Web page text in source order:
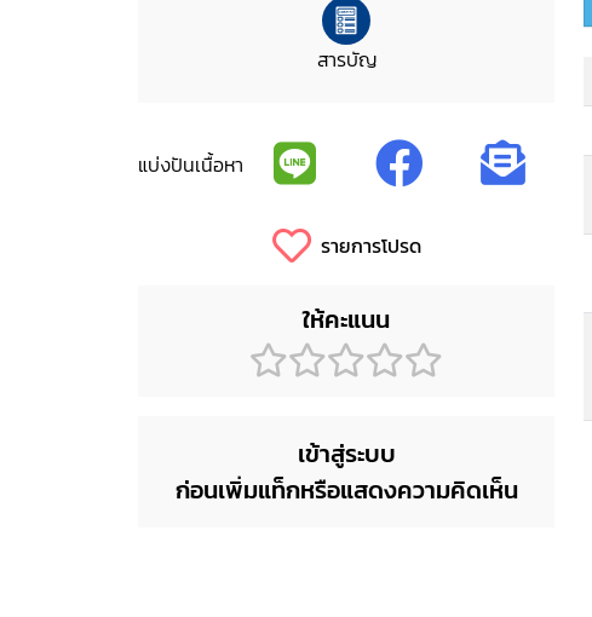
สารบัญ
แบ่งปันเนื้อหา
รายการโปรด
ให้คะแนน
เข้าสู่ระบบ
ก่อนเพิ่มแท็กหรือแสดงความคิดเห็น